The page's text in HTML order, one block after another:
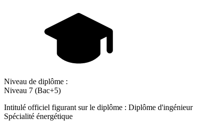
Niveau de diplôme :
Niveau 7 (Bac+5)
Intitulé officiel figurant sur le diplôme : Diplôme d'ingénieur
Spécialité énergétique